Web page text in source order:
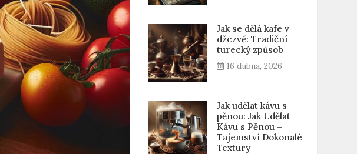
Jak se dělá kafe v
džezvě: Tradiční
turecký způsob
16 dubna, 2026
Jak udělat kávu s
pěnou: Jak Udělat
Kávu s Pěnou –
Tajemství Dokonalé
Textury